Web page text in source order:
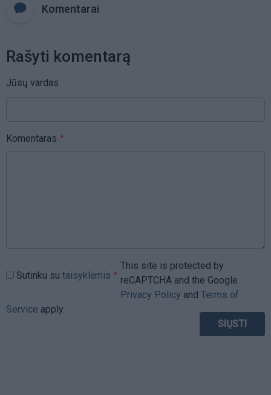
Komentarai
Rašyti komentarą
Jūsų vardas
Komentaras
Sutinku su taisyklėmis
This site is protected by
reCAPTCHA and the Google
Privacy Policy and Terms of
Service apply.